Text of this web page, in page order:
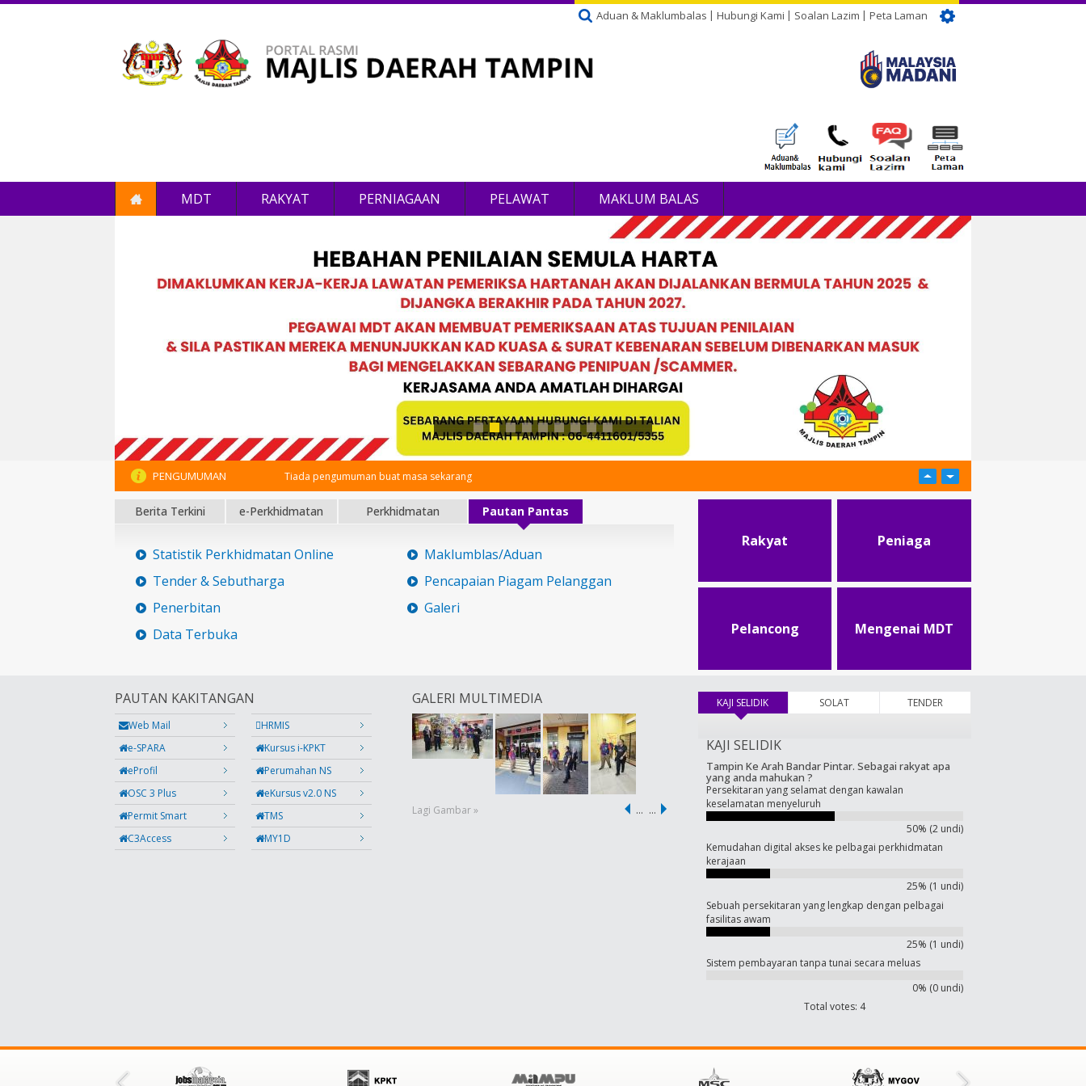
Aduan & Maklumbalas Hubungi Kami Soalan Lazim Peta Laman
MDT RAKYAT PERNIAGAAN PELAWAT MAKLUM BALAS
PENGUMUMAN Tiada pengumuman buat masa sekarang
Berita Terkini e-Perkhidmatan Perkhidmatan Pautan Pantas
Statistik Perkhidmatan Online
Tender & Sebutharga
Penerbitan
Data Terbuka
Maklumblas/Aduan
Pencapaian Piagam Pelanggan
Galeri
Rakyat Peniaga
Pelancong Mengenai MDT
PAUTAN KAKITANGAN
Web Mail
HRMIS
e-SPARA
Kursus i-KPKT
eProfil
Perumahan NS
OSC 3 Plus
eKursus v2.0 NS
Permit Smart
TMS
C3Access
MY1D
GALERI MULTIMEDIA
Lagi Gambar » … …
KAJI SELIDIK SOLAT TENDER
KAJI SELIDIK
Tampin Ke Arah Bandar Pintar. Sebagai rakyat apa
yang anda mahukan ?
Persekitaran yang selamat dengan kawalan
keselamatan menyeluruh
50% (2 undi)
Kemudahan digital akses ke pelbagai perkhidmatan
kerajaan
25% (1 undi)
Sebuah persekitaran yang lengkap dengan pelbagai
fasilitas awam
25% (1 undi)
Sistem pembayaran tanpa tunai secara meluas
0% (0 undi)
Total votes: 4